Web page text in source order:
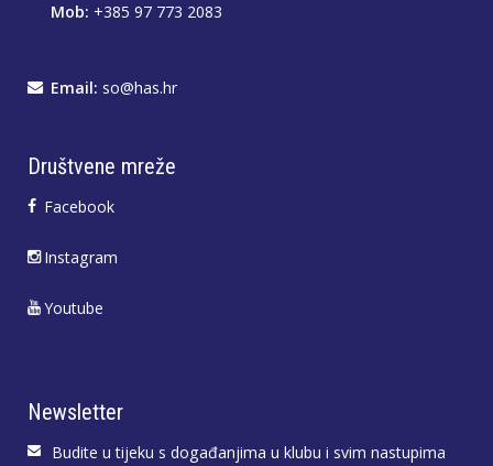
Mob: +385 97 773 2083
Email: so@has.hr
Društvene mreže
Facebook
Instagram
Youtube
Newsletter
Budite u tijeku s događanjima u klubu i svim nastupima